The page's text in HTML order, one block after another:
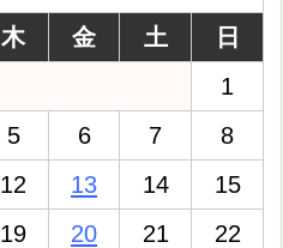
木 金 土
日
1
5 6 7
8
12 13 14
15
19 20 21
22